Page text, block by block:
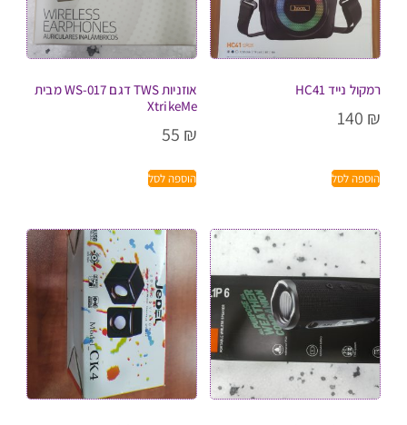
רמקול נייד HC41
140 ₪
הוספה לסל
אוזניות TWS דגם WS-017 מבית
XtrikeMe
55 ₪
הוספה לסל